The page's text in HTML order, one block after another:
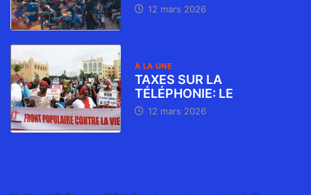
12 mars 2026
À LA UNE
TAXES SUR LA
TÉLÉPHONIE: LE
12 mars 2026